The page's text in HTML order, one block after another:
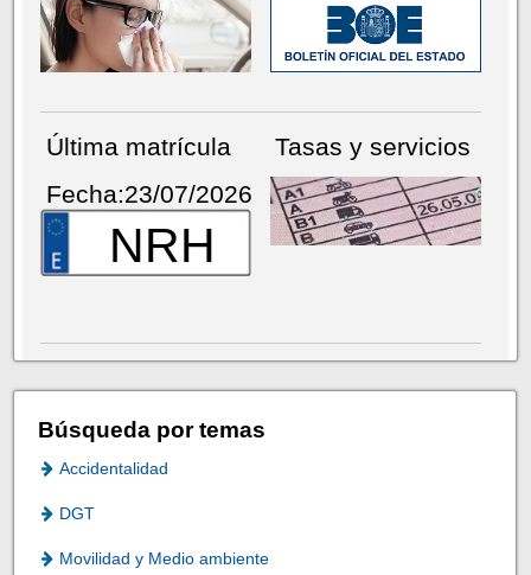
Última matrícula
Fecha:23/07/2026
NRH
Tasas y servicios
Búsqueda por temas
Accidentalidad
DGT
Movilidad y Medio ambiente